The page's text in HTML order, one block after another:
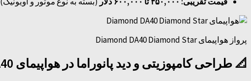
پرواز هواپیمای Diamond DA40 Diamond Star
📐 طراحی کامپوزیتی و دید پانوراما در هواپیمای Diamond DA40